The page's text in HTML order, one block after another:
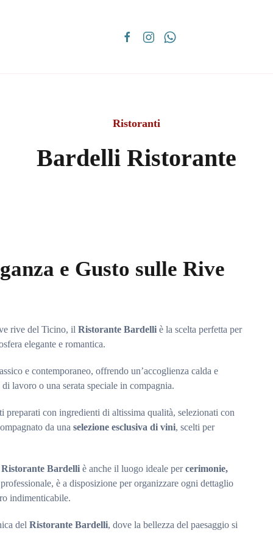
Ristoranti
Bardelli Ristorante
e Gusto sulle Rive
rive del Ticino, il Ristorante Bardelli è la scelta perfetta per
elegante e romantica.
e contemporaneo, offrendo un’accoglienza calda e
lavoro o una serata speciale in compagnia.
con ingredienti di altissima qualità, selezionati con
da una selezione esclusiva di vini, scelti per
Ristorante Bardelli è anche il luogo ideale percerimonie,
è a disposizione per organizzare ogni dettaglio
indimenticabile.
del Ristorante Bardelli, dove la bellezza del paesaggio si